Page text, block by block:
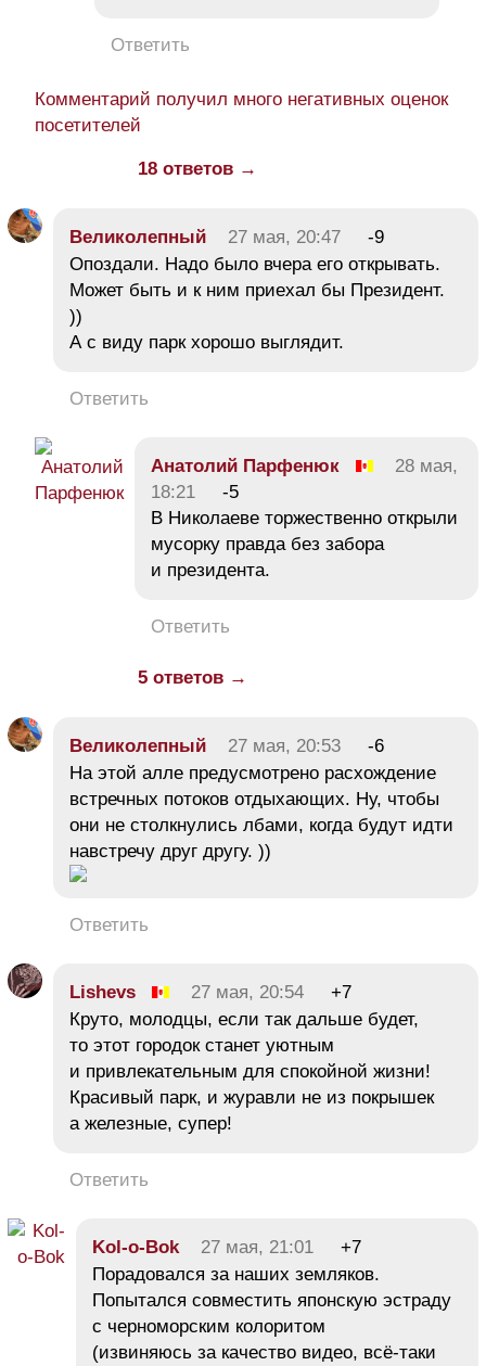
Ответить
Комментарий получил много негативных оценок
посетителей
18 ответов →
Великолепный 27 мая, 20:47
-9
Опоздали. Надо было вчера его открывать.
Может быть и к ним приехал бы Президент.
))
А с виду парк хорошо выглядит.
Ответить
Анатолий Парфенюк
28 мая,
18:21
-5
В Николаеве торжественно открыли
мусорку правда без забора
и президента.
Ответить
5 ответов →
Великолепный 27 мая, 20:53
-6
На этой алле предусмотрено расхождение
встречных потоков отдыхающих. Ну, чтобы
они не столкнулись лбами, когда будут идти
навстречу друг другу. ))
Ответить
Lishevs 27 мая, 20:54
+7
Круто, молодцы, если так дальше будет,
то этот городок станет уютным
и привлекательным для спокойной жизни!
Красивый парк, и журавли не из покрышек
а железные, супер!
Ответить
Kol-o-Bok 27 мая, 21:01
+7
Порадовался за наших земляков.
Попытался совместить японскую эстраду
с черноморским колоритом
(извиняюсь за качество видео, всё-таки